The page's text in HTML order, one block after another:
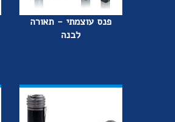
פנס עוצמתי - תאורה
לבנה